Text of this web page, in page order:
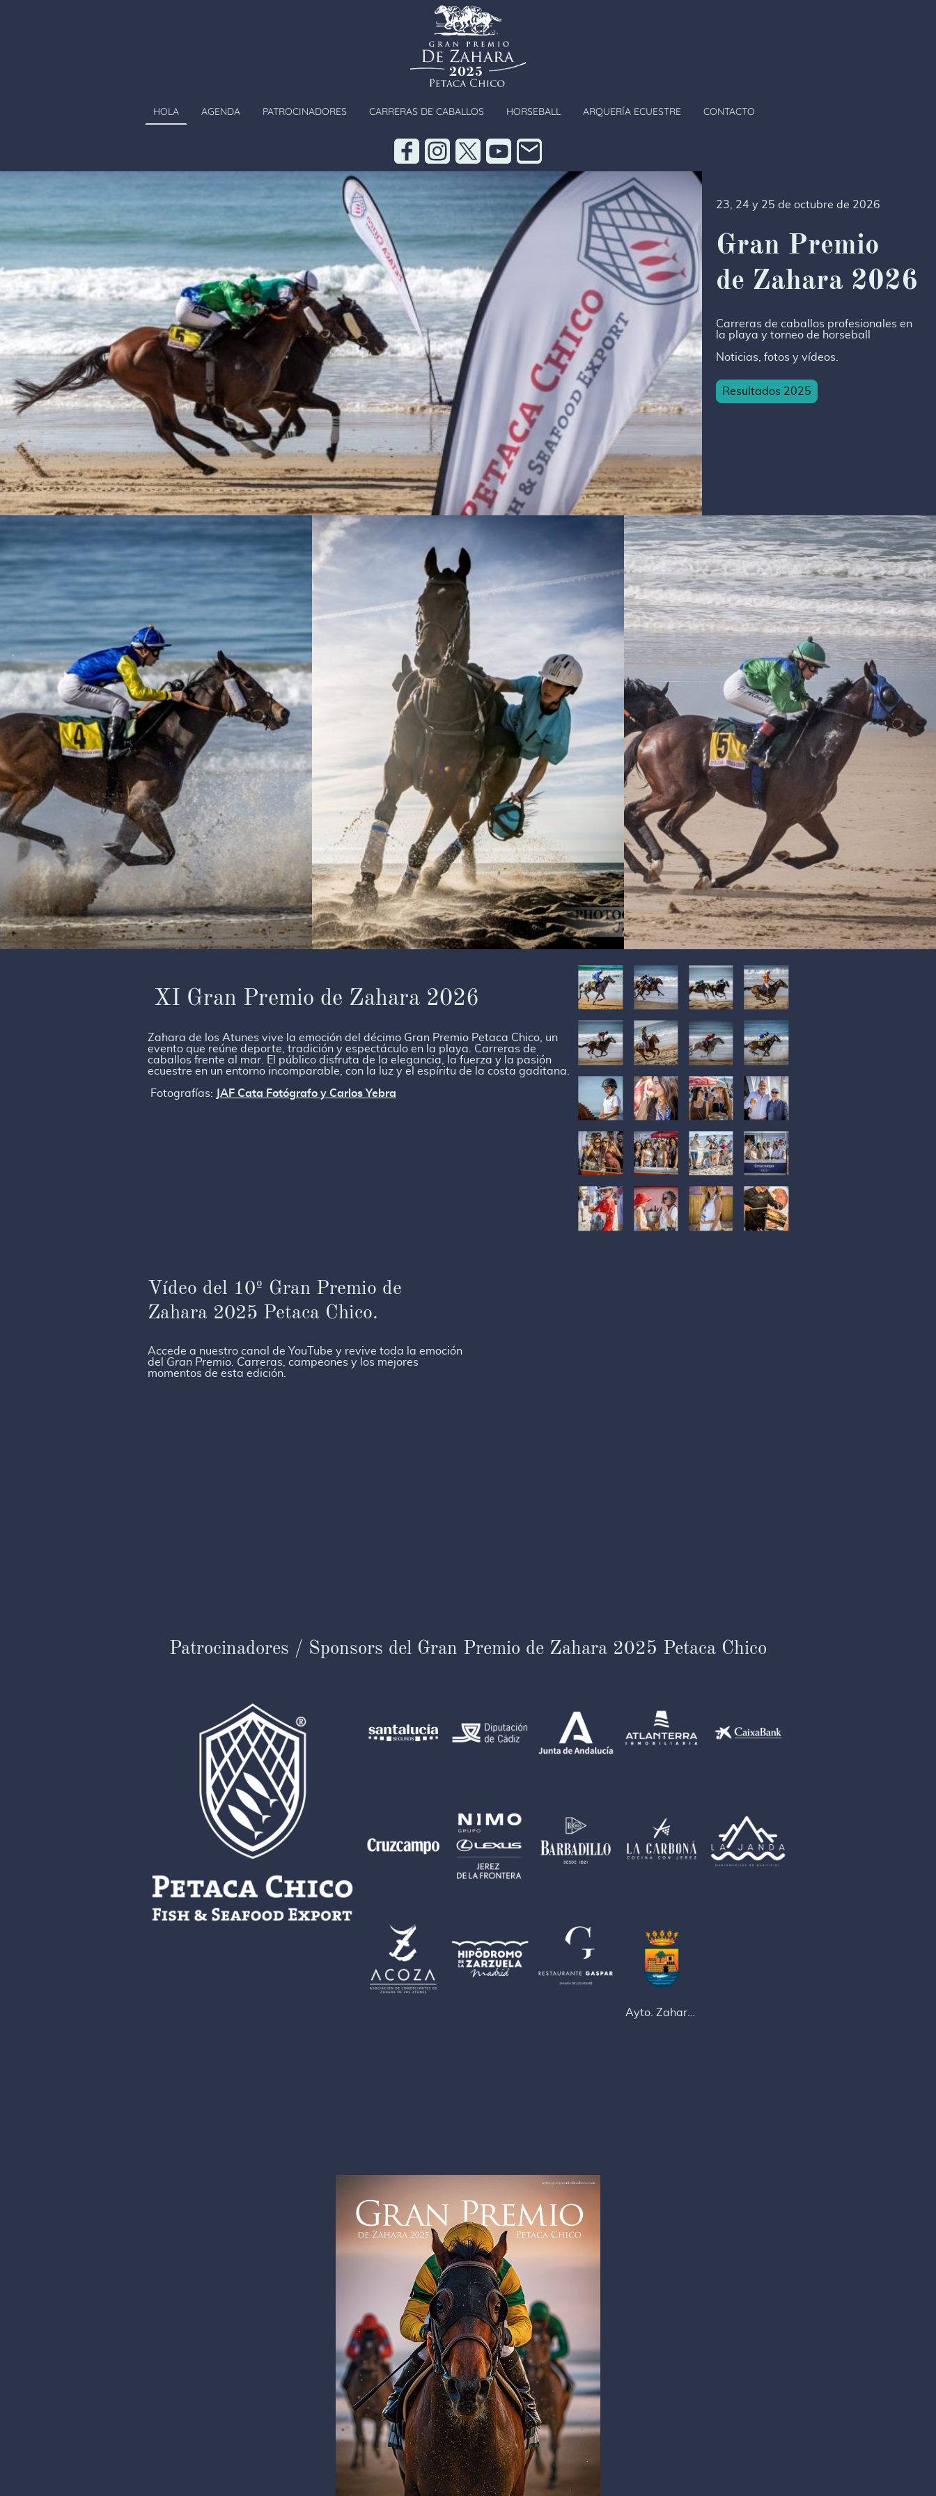
HOLA AGENDA PATROCINADORES CARRERAS DE CABALLOS HORSEBALL ARQUERÍA ECUESTRE CONTACTO
23, 24 y 25 de octubre de 2026
Gran Premio
de Zahara 2026
Carreras de caballos profesionales en
la playa y torneo de horseball
Noticias, fotos y vídeos.
Resultados 2025
XI Gran Premio de Zahara 2026
Zahara de los Atunes vive la emoción del décimo Gran Premio Petaca Chico, un
evento que reúne deporte, tradición y espectáculo en la playa. Carreras de
caballos frente al mar. El público disfruta de la elegancia, la fuerza y la pasión
ecuestre en un entorno incomparable, con la luz y el espíritu de la costa gaditana.
Fotografías:
JAF Cata Fotógrafo y Carlos Yebra
Vídeo del 10º Gran Premio de
Zahara 2025 Petaca Chico.
Accede a nuestro canal de YouTube y revive toda la emoción
del Gran Premio. Carreras, campeones y los mejores
momentos de esta edición.
Patrocinadores / Sponsors del Gran Premio de Zahara 2025 Petaca Chico